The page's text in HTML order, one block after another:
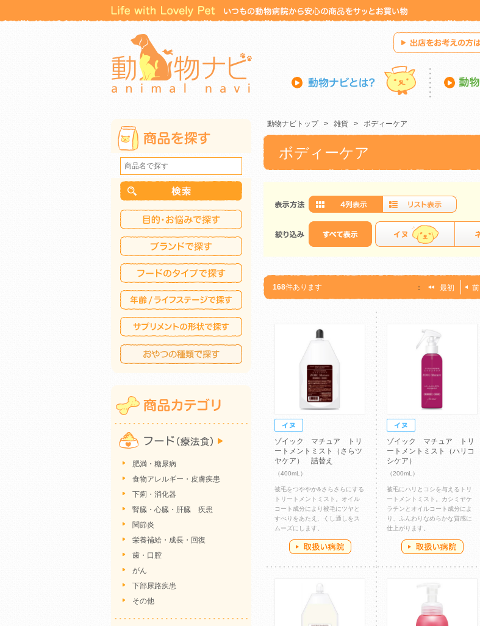
動物ナビトップ > 雑貨 > ボディーケア
ボディーケア
168件あります ： 最初 前
ゾイック マチュア トリ
ートメントミスト（さらツ
ヤケア） 詰替え
（400mL）
被毛をつややか&さらさらにする
トリートメントミスト。オイル
コート成分により被毛にツヤと
すべりをあたえ、くし通しをス
ムーズにします。
ゾイック マチュア トリ
ートメントミスト（ハリコ
シケア）
（200mL）
被毛にハリとコシを与えるトリ
ートメントミスト。カシミヤケ
ラチンとオイルコート成分によ
り、ふんわりなめらかな質感に
仕上がります。
肥満・糖尿病
食物アレルギー・皮膚疾患
下痢・消化器
腎臓・心臓・肝臓 疾患
関節炎
栄養補給・成長・回復
歯・口腔
がん
下部尿路疾患
その他